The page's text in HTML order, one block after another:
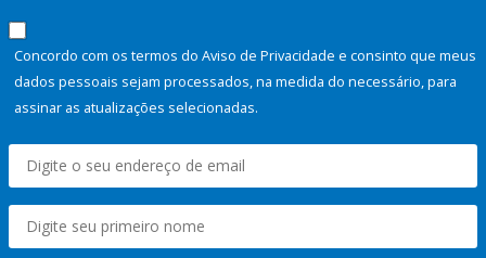
Concordo com os termos do Aviso de Privacidade e consinto que meus
dados pessoais sejam processados, na medida do necessário, para
assinar as atualizações selecionadas.